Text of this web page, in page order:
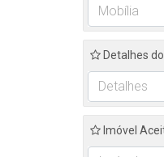
Mobília
Detalhes
Detalhes
Imóvel